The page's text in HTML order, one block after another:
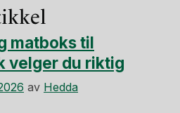
matboks til
velger du riktig
av Hedda